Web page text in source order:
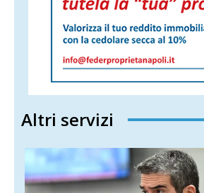
Altri servizi